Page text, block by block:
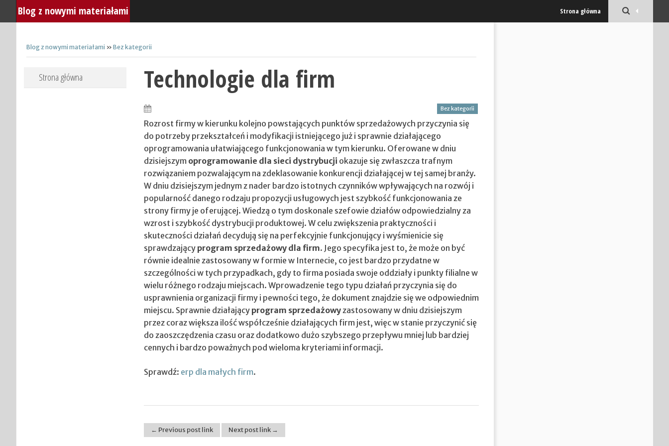
Blog z nowymi materiałami Strona główna
Blog z nowymi materiałami » Bez kategorii
Skip to content
Strona główna Technologie dla firm
Bez kategorii
Rozrost firmy w kierunku kolejno powstających punktów sprzedażowych przyczynia się
do potrzeby przekształceń i modyfikacji istniejącego już i sprawnie działającego
oprogramowania ułatwiającego funkcjonowania w tym kierunku. Oferowane w dniu
dzisiejszym oprogramowanie dla sieci dystrybucji okazuje się zwłaszcza trafnym
rozwiązaniem pozwalającym na zdeklasowanie konkurencji działającej w tej samej branży.
W dniu dzisiejszym jednym z nader bardzo istotnych czynników wpływających na rozwój i
popularność danego rodzaju propozycji usługowych jest szybkość funkcjonowania ze
strony firmy je oferującej. Wiedzą o tym doskonale szefowie działów odpowiedzialny za
wzrost i szybkość dystrybucji produktowej. W celu zwiększenia praktyczności i
skuteczności działań decydują się na perfekcyjnie funkcjonujący i wyśmienicie się
sprawdzający program sprzedażowy dla firm. Jego specyfika jest to, że może on być
równie idealnie zastosowany w formie w Internecie, co jest bardzo przydatne w
szczególności w tych przypadkach, gdy to firma posiada swoje oddziały i punkty filialne w
wielu różnego rodzaju miejscach. Wprowadzenie tego typu działań przyczynia się do
usprawnienia organizacji firmy i pewności tego, że dokument znajdzie się we odpowiednim
miejscu. Sprawnie działający program sprzedażowy zastosowany w dniu dzisiejszym
przez coraz większa ilość współcześnie działających firm jest, więc w stanie przyczynić się
do zaoszczędzenia czasu oraz dodatkowo dużo szybszego przepływu mniej lub bardziej
cennych i bardzo poważnych pod wieloma kryteriami informacji.
Sprawdź: erp dla małych firm.
Post navigation
← Previous post link Next post link →